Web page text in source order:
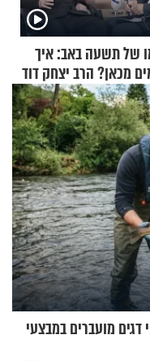
של תשעה באב: איך
מכאן? הרב יצחק דוד
בשיחה מיוחדת
מועברים במבצעי